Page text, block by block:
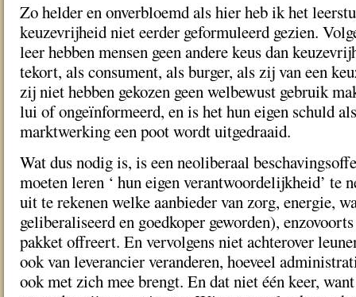
Zo helder en onverbloemd als hier heb ik het
keuzevrijheid niet eerder geformuleerd gezien.
leer hebben mensen geen andere keus dan
tekort, als consument, als burger, als zij van een
zij niet hebben gekozen geen welbewust gebruik
lui of ongeïnformeerd, en is het hun eigen schuld
marktwerking een poot wordt uitgedraaid.
Wat dus nodig is, is een neoliberaal
moeten leren ‘ hun eigen verantwoordelijkheid’ te
uit te rekenen welke aanbieder van zorg, energie,
geliberaliseerd en goedkoper geworden),
pakket offreert. En vervolgens niet achterover
ook van leverancier veranderen, hoeveel
ook met zich mee brengt. En dat niet één keer,